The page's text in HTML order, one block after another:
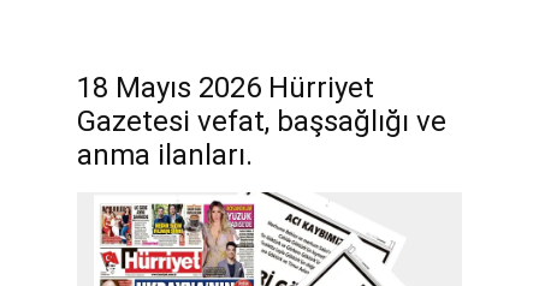
18 Mayıs 2026 Hürriyet
Gazetesi vefat, başsağlığı ve
anma ilanları.